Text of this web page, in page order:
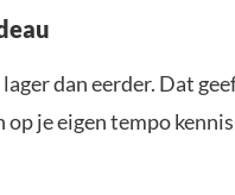
dan eerder. Dat
je eigen tempo